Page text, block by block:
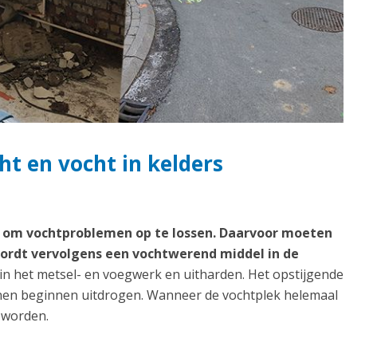
en vocht in kelders
vochtproblemen op te lossen. Daarvoor moeten
vervolgens een vochtwerend middel in de
het metsel- en voegwerk en uitharden. Het opstijgende
beginnen uitdrogen. Wanneer de vochtplek helemaal